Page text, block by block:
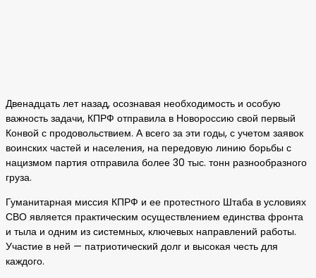
Двенадцать лет назад, осознавая необходимость и особую
важность задачи, КПРФ отправила в Новороссию свой первый
Конвой с продовольствием. А всего за эти годы, с учетом заявок
воинских частей и населения, на передовую линию борьбы с
нацизмом партия отправила более 30 тыс. тонн разнообразного
груза.
Гуманитарная миссия КПРФ и ее протестного Штаба в условиях
СВО является практическим осуществлением единства фронта
и тыла и одним из системных, ключевых направлений работы.
Участие в ней — патриотический долг и высокая честь для
каждого.